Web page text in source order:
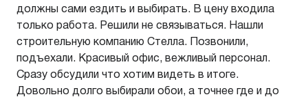
должны сами ездить и выбирать. В цену входила
только работа. Решили не связываться. Нашли
строительную компанию Стелла. Позвонили,
подъехали. Красивый офис, вежливый персонал.
Сразу обсудили что хотим видеть в итоге.
Довольно долго выбирали обои, а точнее где и до